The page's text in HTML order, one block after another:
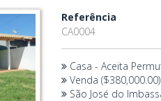
Referência
CA0004
Casa - Aceita
Venda ($380,000.00)
São José do